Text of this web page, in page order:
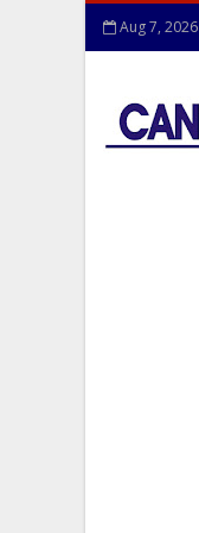
Aug 7, 2026